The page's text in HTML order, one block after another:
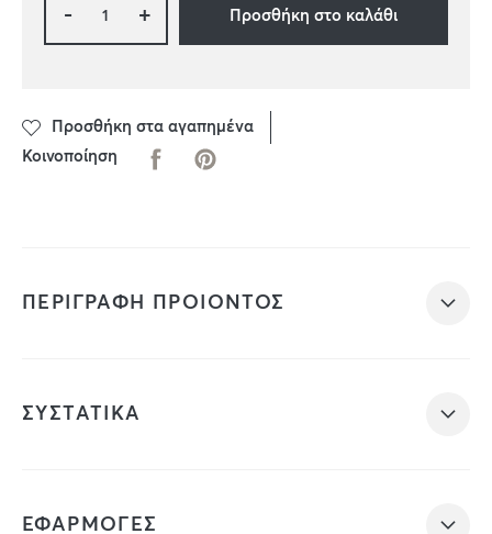
- + Προσθήκη στο καλάθι
Προσθήκη στα αγαπημένα
Κοινοποίηση
ΠΕΡΙΓΡΑΦΗ ΠΡΟΙΟΝΤΟΣ
ΣΥΣΤΑΤΙΚΑ
ΕΦΑΡΜΟΓΕΣ